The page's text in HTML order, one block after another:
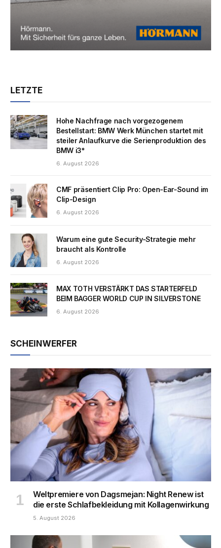
LETZTE
Hohe Nachfrage nach vorgezogenem
Bestellstart: BMW Werk München startet mit
steiler Anlaufkurve die Serienproduktion des
BMW i3*
6. August 2026
CMF präsentiert Clip Pro: Open-Ear-Sound im
Clip-Design
6. August 2026
Warum eine gute Security-Strategie mehr
braucht als Kontrolle
6. August 2026
MAX TOTH VERSTÄRKT DAS STARTERFELD
BEIM BAGGER WORLD CUP IN SILVERSTONE
6. August 2026
SCHEINWERFER
Weltpremiere von Dagsmejan: Night Renew ist
die erste Schlafbekleidung mit Kollagenwirkung
5. August 2026